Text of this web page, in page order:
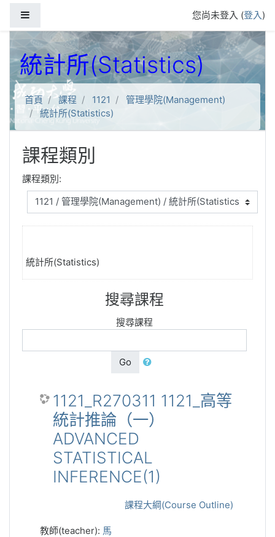
您尚未登入 (登入)
統計所(Statistics)
首頁 課程 1121
管理學院(Management)
統計所(Statistics)
課程類別
課程類別:
統計所(Statistics)
搜尋課程
搜尋課程
Go
1121_R270311 1121_高等
統計推論（一）
ADVANCED
STATISTICAL
INFERENCE(1)
課程大綱(Course Outline)
教師(teacher): 馬